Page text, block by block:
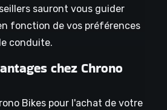
sauront vous guider
fonction de vos préférences
conduite.
chez Chrono
Bikes pour l'achat de votre